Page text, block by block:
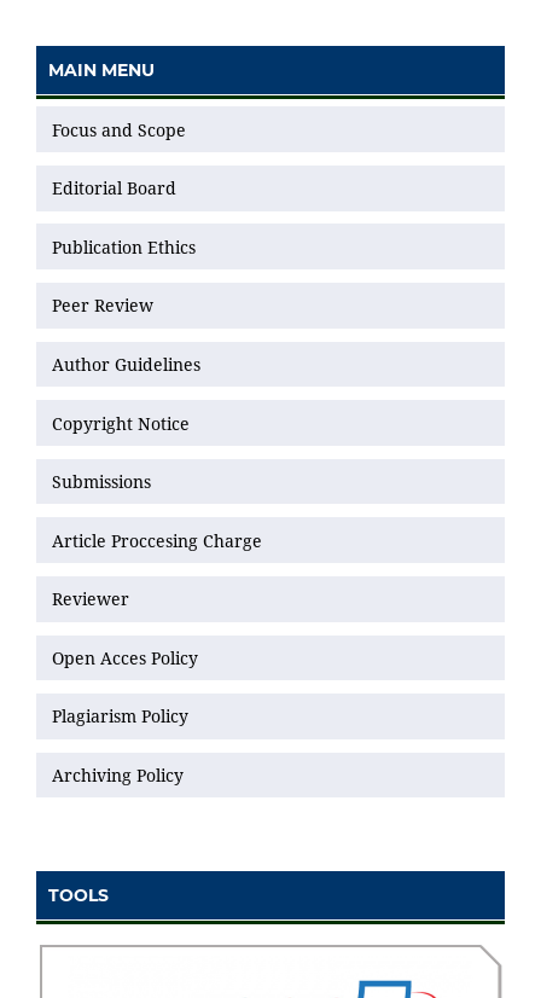
MAIN MENU
Focus and Scope
Editorial Board
Publication Ethics
Peer Review
Author Guidelines
Copyright Notice
Submissions
Article Proccesing Charge
Reviewer
Open Acces Policy
Plagiarism Policy
Archiving Policy
TOOLS